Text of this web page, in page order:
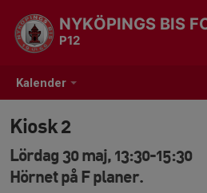
Kalender
NYKÖPINGS BIS
P12
Kiosk 2
Lördag 30 maj, 13:30-15:30
Hörnet på F planer.